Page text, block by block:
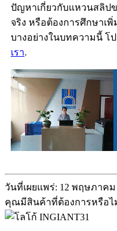
ปัญหาเกี่ยวกับแหวนสลิป
จริง หรือต้องการศึกษาเพิ่
บางอย่างในบทความนี้ โ
เรา.
วันที่เผยแพร่: 12 พฤษภาคม
คุณมีสินค้าที่ต้องการหรือไม่